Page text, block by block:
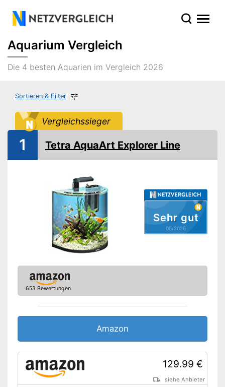
Aquarium Vergleich
Die 4 besten Aquarien im Vergleich 2026
Sortieren & Filter
Vergleichssieger
Sehr gut
05/2026
1 Tetra AquaArt Explorer Line
653 Bewertungen
Amazon
129.99 €
siehe Anbieter